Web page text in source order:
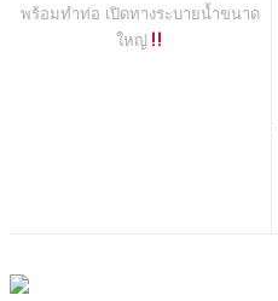
พร้อมทำท่อ เปิดทางระบายน้ำขนาด
ใหญ่